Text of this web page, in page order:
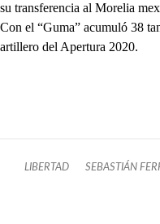
su transferencia al Morelia
Con el “Guma” acumuló 38
artillero del Apertura 2020.
LIBERTAD SEBASTIÁN